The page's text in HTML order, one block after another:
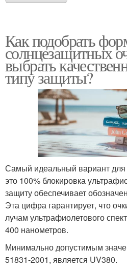
Как подобрать
солнцезащитных
выбрать
типу защиты?
Самый идеальный вариант
это 100% блокировка
защиту обеспечивает
Эта цифра гарантирует, что
лучам ультрафиолетового
400 нанометров.
Минимально допустимым
51831-2001, является UV380.